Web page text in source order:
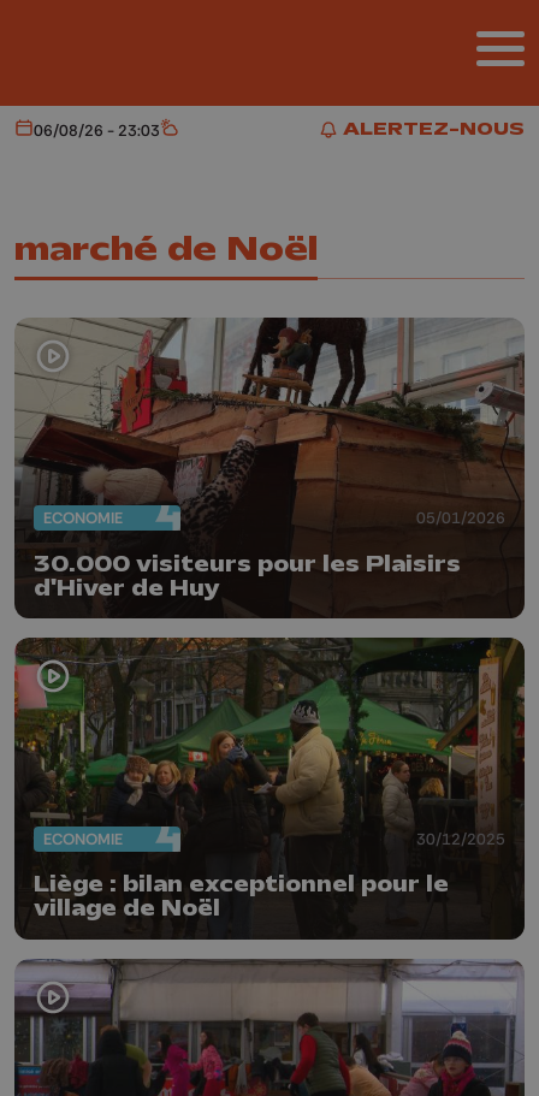
ALERTEZ-NOUS
ALERTEZ-NOUS
Aujourd'hui
06/08/26 - 23:03 Météo
marché de Noël
ECONOMIE 05/01/2026
30.000 visiteurs pour les Plaisirs
d'Hiver de Huy
ECONOMIE 30/12/2025
Liège : bilan exceptionnel pour le
village de Noël